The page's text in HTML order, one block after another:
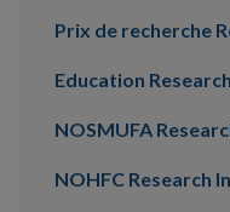
Prix de recherche
Education
NOSMUFA
NOHFC Research